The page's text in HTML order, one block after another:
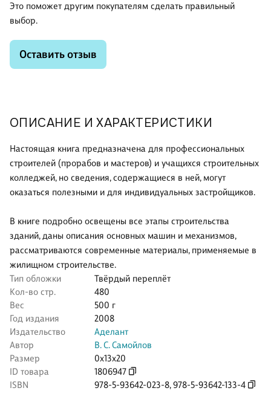
ОПИСАНИЕ И ХАРАКТЕРИСТИКИ
Настоящая книга предназначена для профессиональных
строителей (прорабов и мастеров) и учащихся строительных
колледжей, но сведения, содержащиеся в ней, могут
оказаться полезными и для индивидуальных застройщиков.
В книге подробно освещены все этапы строительства
зданий, даны описания основных машин и механизмов,
рассматриваются современные материалы, применяемые в
жилищном строительстве.
Тип обложки
Твёрдый переплёт
Кол-во стр.
480
Вес
500 г
Год издания
2008
Издательство
Аделант
Автор
В. С. Самойлов
Размер
0x13x20
ID товара
1806947
ISBN
978-5-93642-023-8,978-5-93642-133-4
Это поможет другим покупателям сделать правильный
выбор.
Оставить отзыв